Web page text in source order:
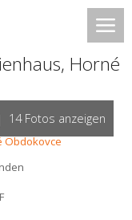
Horné
14 Fotos anzeigen